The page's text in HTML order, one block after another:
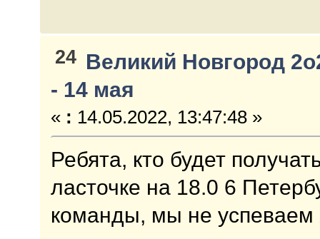
24 Великий Новгород
- 14 мая
« : 14.05.2022, 13:47:48 »
Ребята, кто будет
ласточке на 18.0 6
команды, мы не успеваем